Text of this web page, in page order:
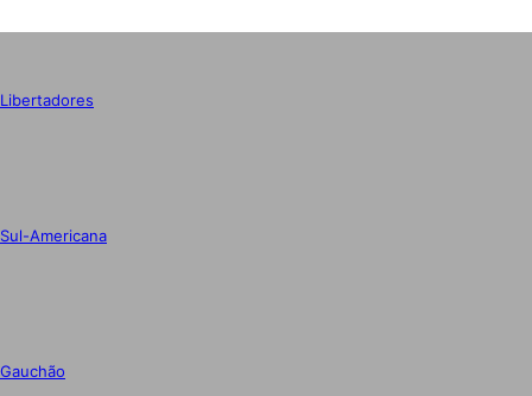
Libertadores
Sul-Americana
Gauchão